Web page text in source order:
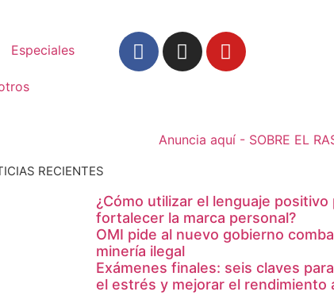
Especiales
RECIENTES
¿Cómo utilizar el lenguaje positivo
fortalecer la marca personal?
OMI pide al nuevo gobierno
minería ilegal
Exámenes finales: seis claves
el estrés y mejorar el rendimiento